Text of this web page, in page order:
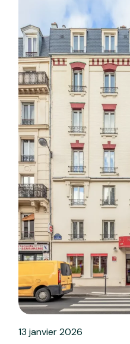
13 janvier 2026